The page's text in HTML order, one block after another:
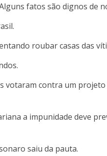
fatos são dignos de
roubar casas das
votaram contra um projeto
a impunidade deve
saiu da pauta.